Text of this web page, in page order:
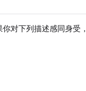
对下列描述感同身受